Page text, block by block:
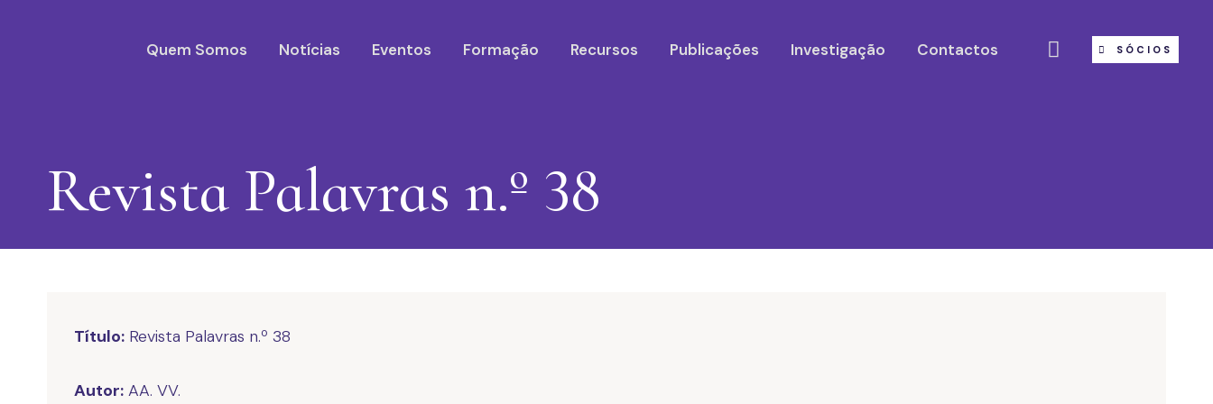
Quem Somos Notícias Eventos Formação Recursos Publicações Investigação Contactos SÓCIOS
Revista Palavras n.º 38
Título: Revista Palavras n.º 38
Autor: AA. VV.